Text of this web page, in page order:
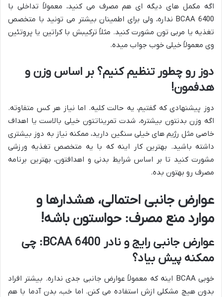
اگه مکمل های دیگه ای هم مصرف می کنید، معمولاً تداخلی با
BCAA 6400 نداره، ولی برای اطمینان بیشتر می تونید با متخصص
تغذیه یا مربی تون مشورت کنید. مثلاً ترکیبش با کراتین یا پروتئین
وی معمولاً خیلی خوب جواب میده.
دوز رو چطور تنظیم کنیم؟ بر اساس وزن و
هدفمون!
دوز پیشنهادی که گفتیم، یه حالت کلیه. اما نیاز هر کس متفاوته.
اگه وزن بدنتون بیشتره، شدت تمریناتتون خیلی بالاست یا اهداف
خاصی مثل رژیم های خیلی سنگین دارید، ممکنه نیاز به دوز بیشتری
داشته باشید. بهترین کار اینه که با یه متخصص تغذیه ورزشی
مشورت کنید تا بر اساس شرایط بدنی و اهدافتون، بهترین برنامه
مصرف رو بهتون بده.
عوارض جانبی احتمالی، هشدارها و
موارد منع مصرف: حواستون باشه!
عوارض جانبی رایج و نادر BCAA 6400: چی
ممکنه پیش بیاد؟
خوبی BCAA اینه که معمولاً عوارض جانبی جدی نداره. بیشتر افراد
بدون هیچ مشکلی ازش استفاده می کنن. اما خب، بدن آدما با هم